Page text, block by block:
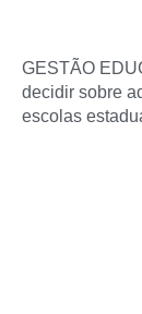
GESTÃO
decidir sobre
escolas